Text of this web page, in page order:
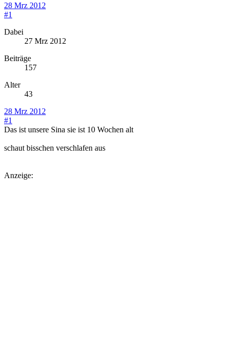
28 Mrz 2012
#1
Dabei
27 Mrz 2012
Beiträge
157
Alter
43
28 Mrz 2012
#1
Das ist unsere Sina sie ist 10 Wochen alt
schaut bisschen verschlafen aus
Anzeige: